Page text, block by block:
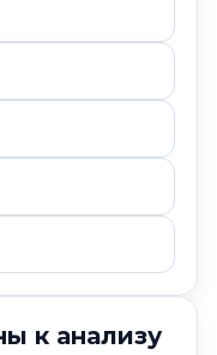
к анализу